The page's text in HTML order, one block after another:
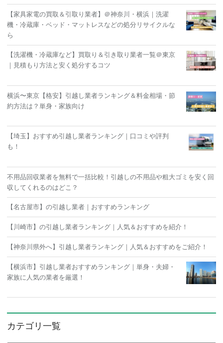
【家具家電の買取＆引取り業者】＠神奈川・横浜｜洗濯
機・冷蔵庫・ベッド・マットレスなどの処分リサイクルな
ら
【洗濯機・冷蔵庫など】買取り＆引き取り業者一覧＠東京
｜見積もり方法と安く処分するコツ
横浜〜東京【格安】引越し業者ランキング＆料金相場・節
約方法は？単身・家族向け
【埼玉】おすすめ引越し業者ランキング｜口コミや評判
も！
不用品回収業者を無料で一括比較！引越しの不用品や粗大ゴミを安く回
収してくれるのはどこ？
【名古屋市】の引越し業者｜おすすめランキング
【川崎市】の引越し業者ランキング｜人気＆おすすめを紹介！
【神奈川県外へ】引越し業者ランキング｜人気＆おすすめをご紹介！
【横浜市】引越し業者おすすめランキング｜単身・夫婦・
家族に人気の業者を厳選！
カテゴリ一覧